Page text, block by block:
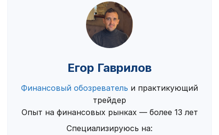
Егор Гаврилов
Финансовый обозреватель и практикующий
трейдер
Опыт на финансовых рынках — более 13 лет
Специализируюсь на: